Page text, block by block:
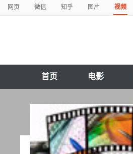
网页 微信 知乎 图片 视频
首页 电影